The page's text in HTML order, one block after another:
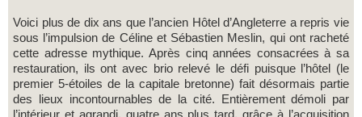
Voici plus de dix ans que l’ancien Hôtel d’Angleterre a repris vie
sous l’impulsion de Céline et Sébastien Meslin, qui ont racheté
cette adresse mythique. Après cinq années consacrées à sa
restauration, ils ont avec brio relevé le défi puisque l’hôtel (le
premier 5-étoiles de la capitale bretonne) fait désormais partie
des lieux incontournables de la cité. Entièrement démoli par